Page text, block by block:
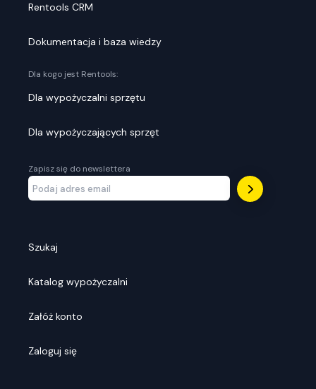
Rentools CRM
Dokumentacja i baza wiedzy
Dla kogo jest Rentools:
Dla wypożyczalni sprzętu
Dla wypożyczających sprzęt
Zapisz się do newslettera
Szukaj
Katalog wypożyczalni
Załóż konto
Zaloguj się